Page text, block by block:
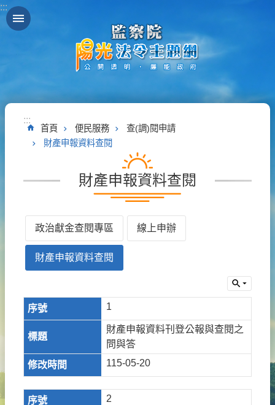
跳到主要內容區塊
:::
:::
首頁 便民服務
查(調)閱申請
財產申報資料查閱
財產申報資料查閱
政治獻金查閱專區 線上申辦
財產申報資料查閱
1
財產申報資料刊登公報與查閱之
問與答
115-05-20
2